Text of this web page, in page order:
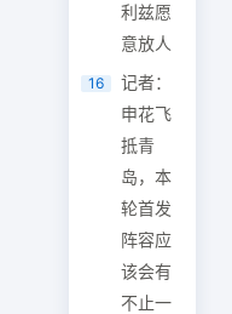
利兹愿
意放人
16
记者：
申花飞
抵青
岛，本
轮首发
阵容应
该会有
不止一